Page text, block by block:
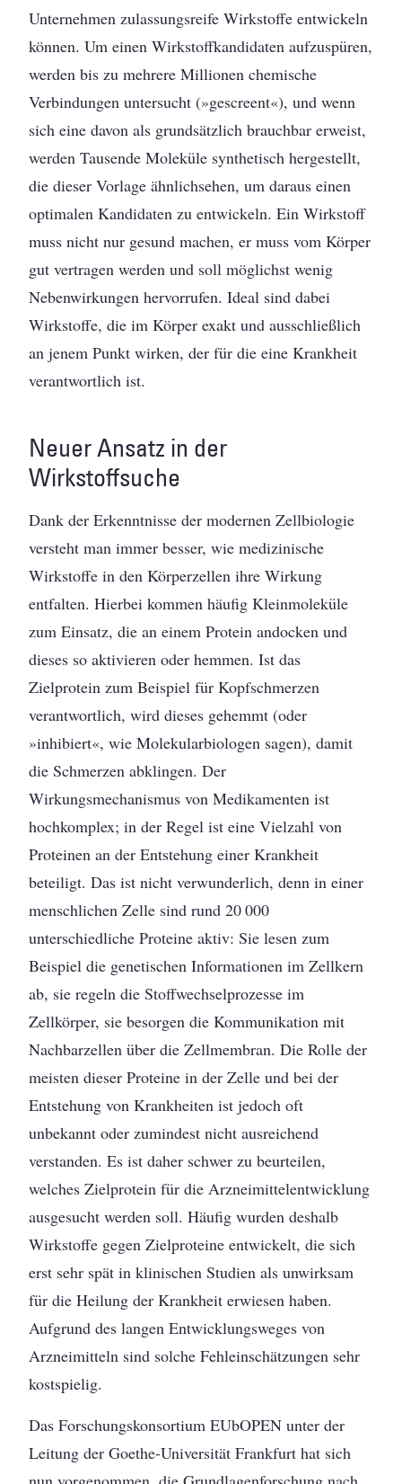
Unternehmen zulassungsreife Wirkstoffe entwickeln
können. Um einen Wirkstoffkandidaten aufzuspüren,
werden bis zu mehrere Millionen chemische
Verbindungen untersucht (»gescreent«), und wenn
sich eine davon als grundsätzlich brauchbar erweist,
werden ­Tausende Moleküle synthetisch hergestellt,
die ­dieser Vorlage ähnlichsehen, um daraus einen
optimalen Kandidaten zu entwickeln. Ein Wirkstoff
muss nicht nur gesund machen, er muss vom Körper
gut vertragen werden und soll möglichst wenig
Nebenwirkungen hervorrufen. Ideal sind dabei
Wirkstoffe, die im Körper exakt und ausschließlich
an jenem Punkt wirken, der für die eine Krankheit
verantwortlich ist.
Neuer Ansatz in der
Wirkstoffsuche
Dank der Erkenntnisse der modernen Zellbiologie
versteht man immer besser, wie medizi­nische
Wirkstoffe in den Körperzellen ihre ­Wirkung
entfalten. Hierbei kommen häufig Kleinmoleküle
zum Einsatz, die an einem Protein andocken und
dieses so aktivieren oder hemmen. Ist das
Zielprotein zum Beispiel für Kopfschmerzen
verantwortlich, wird dieses gehemmt (oder
»inhibiert«, wie Molekularbiologen sagen), damit
die Schmerzen abklingen. Der
Wirkungsmechanismus von Medikamenten ist
hochkomplex; in der Regel ist eine Vielzahl von
Proteinen an der Entstehung einer Krankheit
beteiligt. Das ist nicht verwunderlich, denn in einer
mensch­lichen Zelle sind rund 20 000
unterschiedliche Proteine aktiv: Sie lesen zum
Beispiel die genetischen Informationen im Zellkern
ab, sie regeln die Stoffwechselprozesse im
Zellkörper, sie besorgen die Kommunikation mit
Nachbarzellen über die Zellmembran. Die Rolle der
meisten dieser Proteine in der Zelle und bei der
Entstehung von Krankheiten ist jedoch oft
unbekannt oder zumindest nicht ausreichend
verstanden. Es ist daher schwer zu beurteilen,
welches Zielprotein für die Arzneimittel­entwicklung
ausgesucht werden soll. Häufig wurden deshalb
Wirkstoffe gegen Zielproteine entwickelt, die sich
erst sehr spät in klinischen Studien als unwirksam
für die Heilung der Krankheit erwiesen haben.
Aufgrund des langen Entwicklungs­weges von
Arzneimitteln sind solche Fehleinschätzungen sehr
kostspielig.
Das Forschungskonsortium EUbOPEN unter der
Leitung der Goethe-Universität Frankfurt hat sich